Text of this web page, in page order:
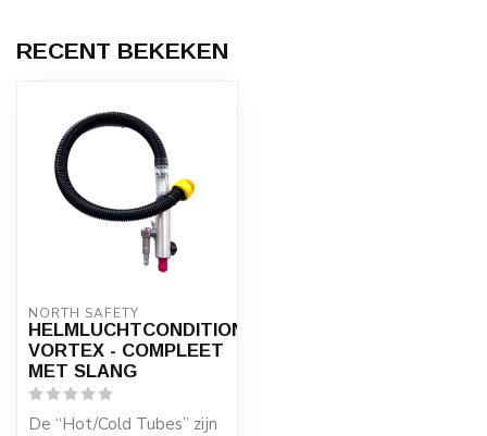
RECENT BEKEKEN
NORTH SAFETY
HELMLUCHTCONDITIONER
VORTEX - COMPLEET
MET SLANG
De “Hot/Cold Tubes” zijn